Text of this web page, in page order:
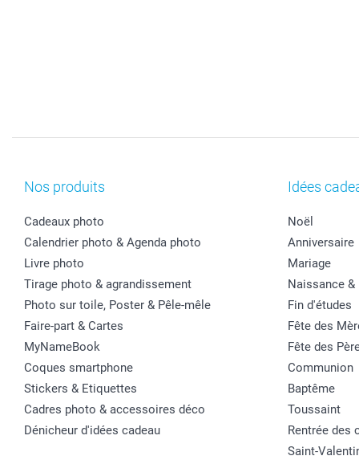
Nos produits
Cadeaux photo
Calendrier photo & Agenda photo
Livre photo
Tirage photo & agrandissement
Photo sur toile, Poster & Pêle-mêle
Faire-part & Cartes
MyNameBook
Coques smartphone
Stickers & Etiquettes
Cadres photo & accessoires déco
Dénicheur d'idées cadeau
Idées
Noël
Anniversaire
Mariage
Naissance &
Fin d'études
Fête des
Fête des
Communion
Baptême
Toussaint
Rentrée des
Saint-